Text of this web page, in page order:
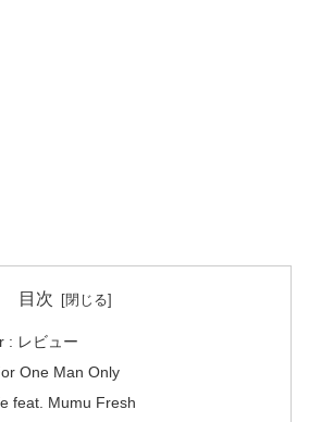
目次
: レビュー
One Man Only
feat. Mumu Fresh